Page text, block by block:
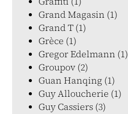
Grand Magasin (1)
Grand T (1)
Grèce (1)
Gregor Edelmann (1)
Groupov (2)
Guan Hanqing (1)
Guy Alloucherie (1)
Guy Cassiers (3)